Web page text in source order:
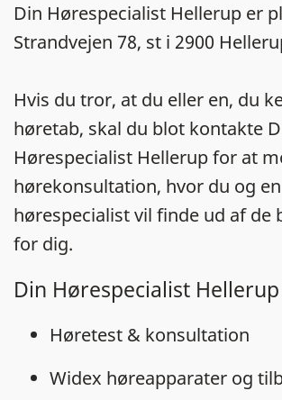
Din Hørespecialist Hellerup er
Strandvejen 78, st i 2900
Hvis du tror, at du eller en, du
høretab, skal du blot kontakte
Hørespecialist Hellerup for at
hørekonsultation, hvor du og en
hørespecialist vil finde ud af de
for dig.
Din Hørespecialist
Høretest & konsultation
Widex høreapparater og